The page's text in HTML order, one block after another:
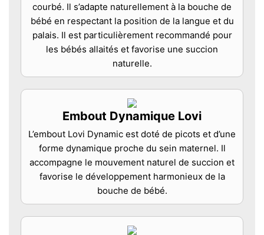
courbé. Il s’adapte naturellement à la bouche de
bébé en respectant la position de la langue et du
palais. Il est particulièrement recommandé pour
les bébés allaités et favorise une succion
naturelle.
Embout Dynamique Lovi
L’embout Lovi Dynamic est doté de picots et d’une
forme dynamique proche du sein maternel. Il
accompagne le mouvement naturel de succion et
favorise le développement harmonieux de la
bouche de bébé.